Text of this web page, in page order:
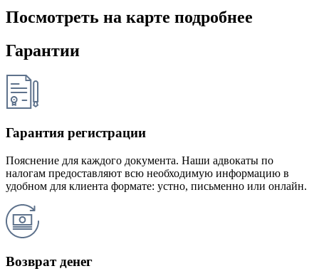
Посмотреть на карте подробнее
Гарантии
Гарантия регистрации
Пояснение для каждого документа. Наши адвокаты по
налогам предоставляют всю необходимую информацию в
удобном для клиента формате: устно, письменно или онлайн.
Возврат денег